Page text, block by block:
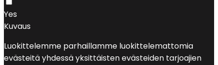
Yes
Kuvaus
Luokittelemme parhaillamme luokittelemattomia
evästeitä yhdessä yksittäisten evästeiden tarjoajien